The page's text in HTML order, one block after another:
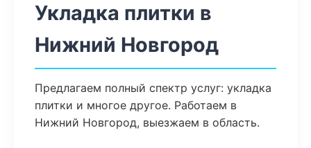
Укладка плитки в
Нижний Новгород
Предлагаем полный спектр услуг: укладка
плитки и многое другое. Работаем в
Нижний Новгород, выезжаем в область.